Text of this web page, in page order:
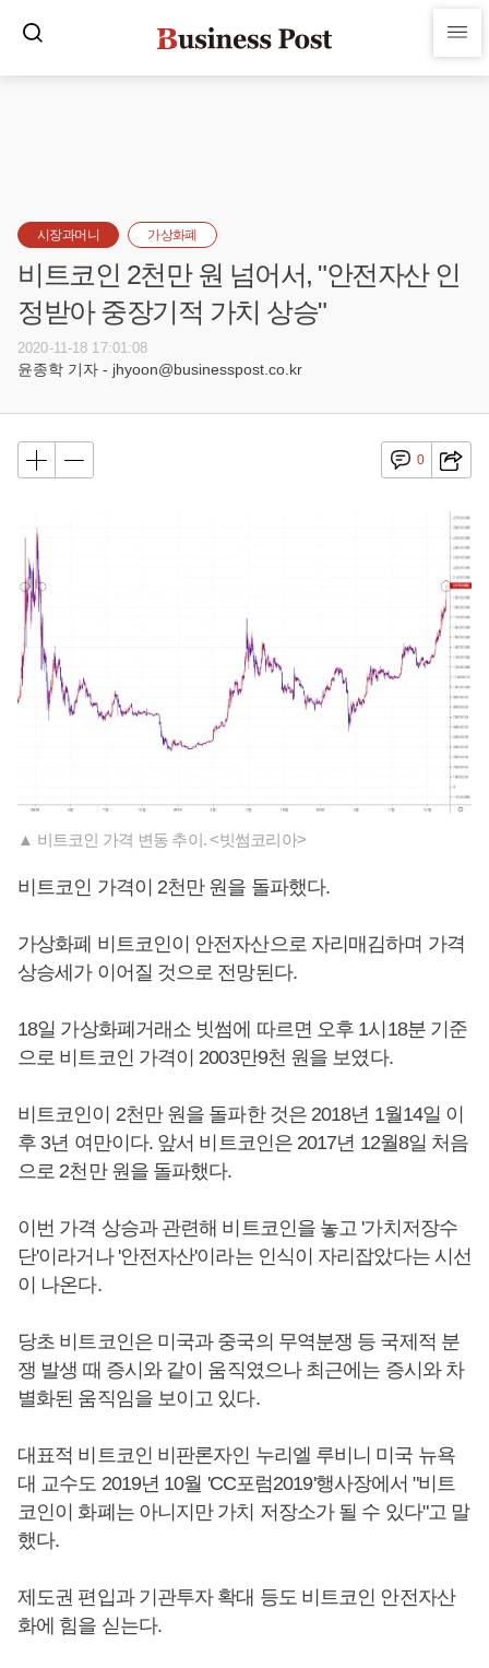
시장과머니 가상화폐
비트코인 2천만 원 넘어서, "안전자산 인
정받아 중장기적 가치 상승"
2020-11-18 17:01:08
윤종학 기자 - jhyoon@businesspost.co.kr
0
▲ 비트코인 가격 변동 추이. <빗썸코리아>
비트코인 가격이 2천만 원을 돌파했다.
가상화폐 비트코인이 안전자산으로 자리매김하며 가격
상승세가 이어질 것으로 전망된다.
18일 가상화폐거래소 빗썸에 따르면 오후 1시18분 기준
으로 비트코인 가격이 2003만9천 원을 보였다.
비트코인이 2천만 원을 돌파한 것은 2018년 1월14일 이
후 3년 여만이다. 앞서 비트코인은 2017년 12월8일 처음
으로 2천만 원을 돌파했다.
이번 가격 상승과 관련해 비트코인을 놓고 '가치저장수
단'이라거나 '안전자산'이라는 인식이 자리잡았다는 시선
이 나온다.
당초 비트코인은 미국과 중국의 무역분쟁 등 국제적 분
쟁 발생 때 증시와 같이 움직였으나 최근에는 증시와 차
별화된 움직임을 보이고 있다.
대표적 비트코인 비판론자인 누리엘 루비니 미국 뉴욕
대 교수도 2019년 10월 'CC포럼2019'행사장에서 "비트
코인이 화폐는 아니지만 가치 저장소가 될 수 있다"고 말
했다.
제도권 편입과 기관투자 확대 등도 비트코인 안전자산
화에 힘을 싣는다.